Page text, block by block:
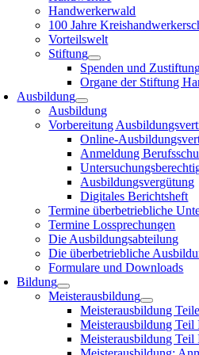
Handwerkerwald
100 Jahre
Vorteilswelt
Stiftung
Spenden und
Organe der Stiftung
Ausbildung
Ausbildung
Vorbereitung
Online-
Anmeldung
Ausbildungsvergütung
Digitales Berichtsheft
Termine überbetriebliche
Termine Lossprechungen
Die Ausbildungsabteilung
Die überbetriebliche
Formulare und Downloads
Bildung
Meisterausbildung
Meisterausbildung
Meisterausbildung
Meisterausbildung